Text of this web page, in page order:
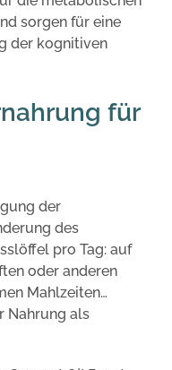
sorgen für eine
der kognitiven
für
der
des
pro Tag: auf
oder anderen
Mahlzeiten…
Nahrung als